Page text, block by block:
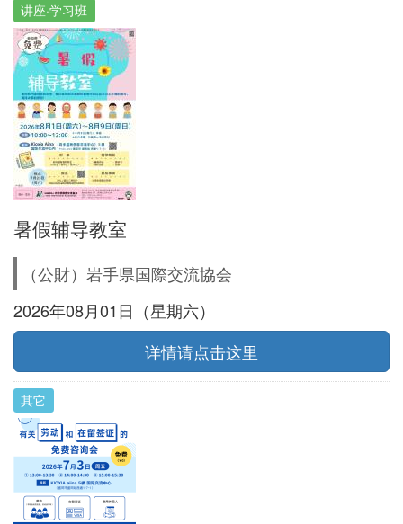
讲座·学习班
暑假辅导教室
（公財）岩手県国際交流協会
2026年08月01日（星期六）
详情请点击这里
其它